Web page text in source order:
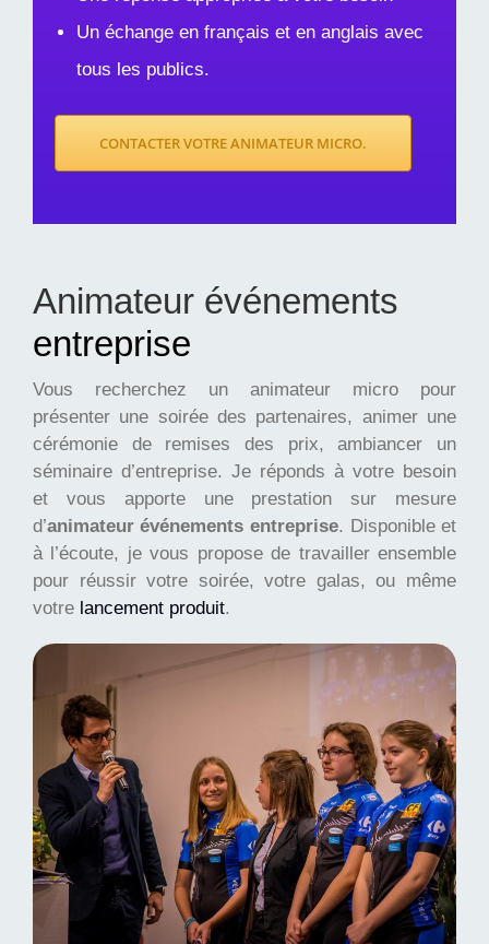
Un échange en français et en anglais avec
tous les publics.
CONTACTER VOTRE ANIMATEUR MICRO.
Animateur événements
entreprise
Vous recherchez un animateur micro pour
présenter une soirée des partenaires, animer une
cérémonie de remises des prix, ambiancer un
séminaire d’entreprise. Je réponds à votre besoin
et vous apporte une prestation sur mesure
d’animateur événements entreprise. Disponible et
à l’écoute, je vous propose de travailler ensemble
pour réussir votre soirée, votre galas, ou même
votrelancement produit.